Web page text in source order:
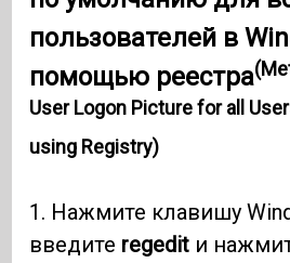
пользователей в
помощью реестра
User Logon Picture for all
using Registry)
1. Нажмите клавишу
введите regedit и